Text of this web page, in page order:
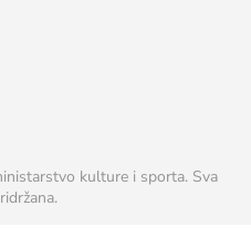
kulture i sporta. Sva